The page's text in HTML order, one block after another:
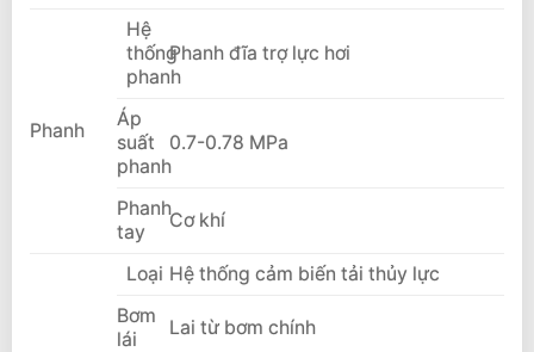
Phanh
Hệ
thống
phanh
Phanh đĩa trợ lực hơi
Áp
suất
phanh
0.7-0.78 MPa
Phanh
tay
Cơ khí
Loại Hệ thống cảm biến tải thủy lực
Bơm
lái
Lai từ bơm chính